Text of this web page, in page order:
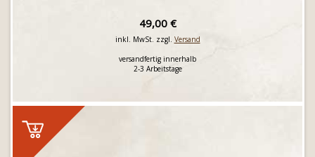
49,00 €
inkl. MwSt. zzgl. Versand
versandfertig innerhalb
2-3 Arbeitstage